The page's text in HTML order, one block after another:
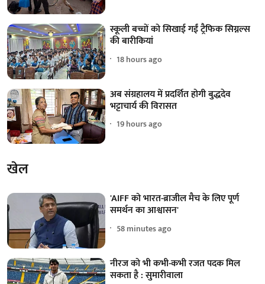
स्कूली बच्चों को सिखाई गईं ट्रैफिक सिग्नल्स
की बारीकियां
18 hours ago
अब संग्रहालय में प्रदर्शित होगी बुद्धदेव
भट्टाचार्य की विरासत
19 hours ago
खेल
'AIFF को भारत-ब्राजील मैच के लिए पूर्ण
समर्थन का आश्वासन'
58 minutes ago
नीरज को भी कभी-कभी रजत पदक मिल
सकता है : सुमारीवाला